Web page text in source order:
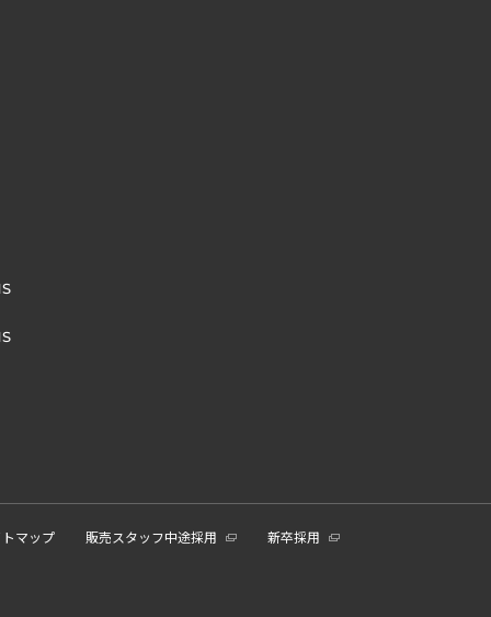
マップ 販売スタッフ中途採用 新卒採用